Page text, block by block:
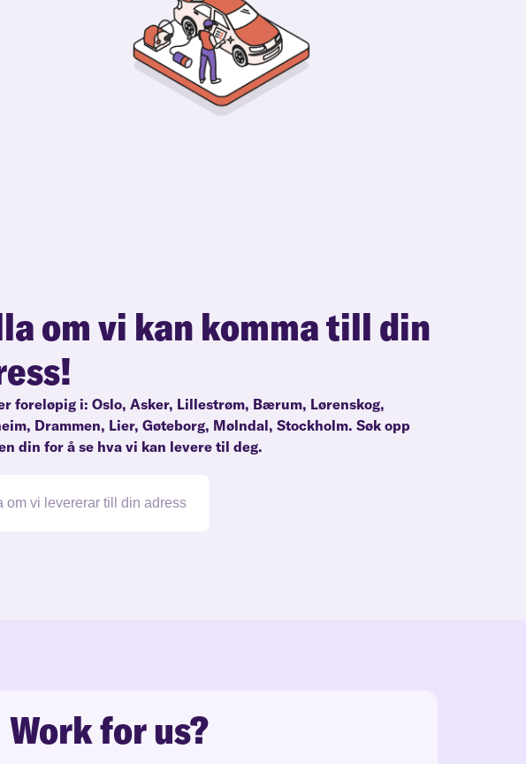
om vi kan komma till din
foreløpig i: Oslo, Asker, Lillestrøm, Bærum, Lørenskog,
, Drammen, Lier, Gøteborg, Mølndal, Stockholm. Søk opp
din for å se hva vi kan levere til deg.
Work for us?